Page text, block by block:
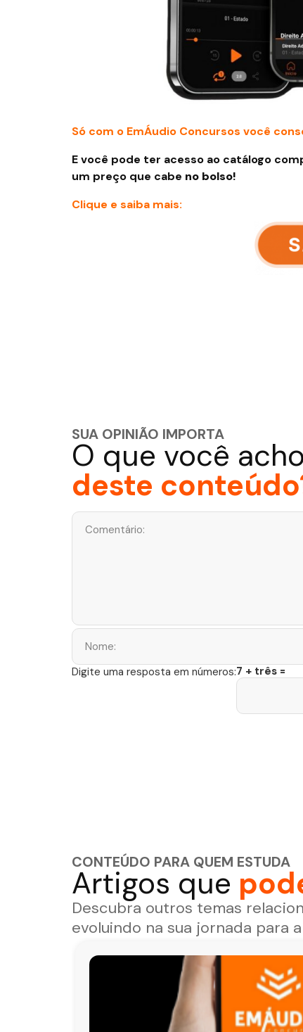
Só com o EmÁudio Concursos você
E você pode ter acesso ao catálogo
um preço que cabe no bolso!
Clique e saiba mais:
SUA OPINIÃO IMPORTA
O que você
deste
Digite uma resposta em números:7 + três =
CONTEÚDO PARA QUEM ESTUDA
Artigos que
Descubra outros temas
evoluindo na sua jornada para